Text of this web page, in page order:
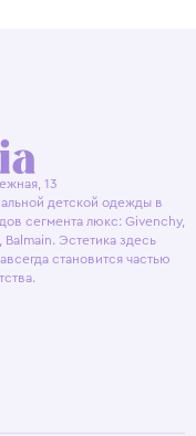
13
детской одежды в
сегмента люкс: Givenchy,
Эстетика здесь
становится частью